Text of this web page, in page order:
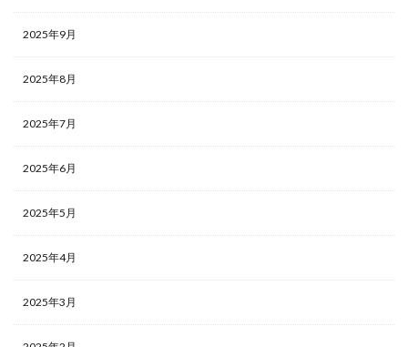
2025年9月
2025年8月
2025年7月
2025年6月
2025年5月
2025年4月
2025年3月